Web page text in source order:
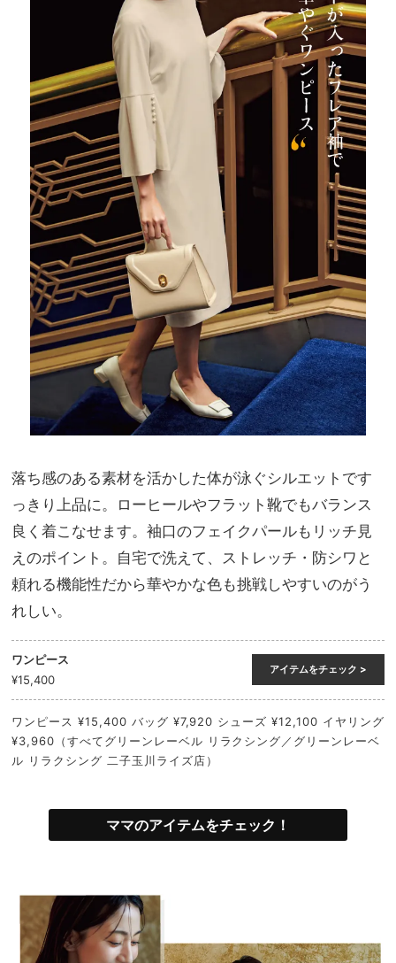
落ち感のある素材を活かした体が泳ぐシルエットです
っきり上品に。ローヒールやフラット靴でもバランス
良く着こなせます。袖口のフェイクパールもリッチ見
えのポイント。自宅で洗えて、ストレッチ・防シワと
頼れる機能性だから華やかな色も挑戦しやすいのがう
れしい。
ワンピース
¥15,400
アイテムをチェック >
ワンピース ¥15,400 バッグ ¥7,920 シューズ ¥12,100 イヤリング
¥3,960（すべてグリーンレーベル リラクシング／グリーンレーベ
ル リラクシング 二子玉川ライズ店）
ママのアイテムをチェック！